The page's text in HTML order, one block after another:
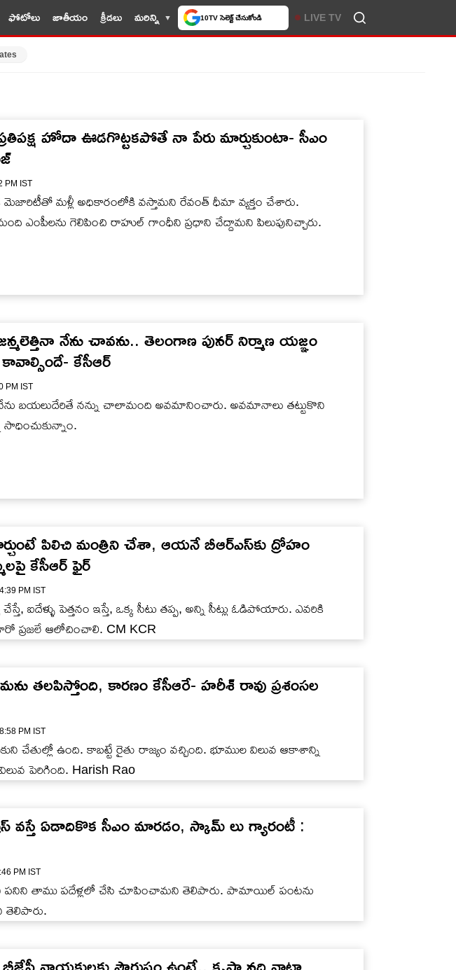
ఫోటోలు జాతీయం క్రీడలు మరిన్ని 10TV సెలెక్ట్ చేసుకోండి LIVE TV
ప్రతిపక్ష హోదా ఊడగొట్టకపోతే నా పేరు మార్చుకుంటా- సీఎం
PM IST
మెజారిటీతో మళ్లీ అధికారంలోకి వస్తామని రేవంత్ ధీమా వ్యక్తం చేశారు.
ఎంపీలను గెలిపించి రాహుల్ గాంధీని ప్రధాని చేద్దామని పిలుపునిచ్చారు.
నేను చావను.. తెలంగాణ పునర్ నిర్మాణ యజ్ఞం
కేసీఆర్
PM IST
బయలుదేరితే నన్ను చాలామంది అవమానించారు. అవమానాలు తట్టుకొని
సాధించుకున్నాం.
పిలిచి మంత్రిని చేశా, ఆయనే బీఆర్ఎస్‌కు ద్రోహం
కేసీఆర్ ఫైర్
PM IST
ఐదేళ్ళు పెత్తనం ఇస్తే, ఒక్క సీటు తప్ప, అన్ని సీట్లు ఓడిపోయారు. ఎవరికి
ప్రజలే ఆలోచించాలి. CM KCR
తలపిస్తోంది, కారణం కేసీఆరే- హరీశ్ రావు ప్రశంసల
PM IST
చేతుల్లో ఉంది. కాబట్టే రైతు రాజ్యం వచ్చింది. భూముల విలువ ఆకాశాన్ని
పెరిగింది. Harish Rao
వస్తే ఏడాదికొక సీఎం మారడం, స్కామ్ లు గ్యారంటీ :
PM IST
పనిని తాము పదేళ్లలో చేసి చూపించామని తెలిపారు. పామాయిల్ పంటను
తెలిపారు.
బీజేపీ నాయకులకు పౌరుషం ఉంటే.. కృష్ణా నది వాటా